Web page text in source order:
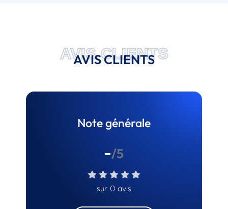
AVIS CLIENTS
AVIS CLIENTS
Note générale
-/5
sur 0 avis